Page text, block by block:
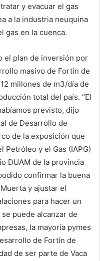
y evacuar el gas
a la industria neuquina
gas en la cuenca.
el plan de inversión por
masivo de Fortín de
millones de m3/día de
total del país. “El
previsto, dijo
de Desarrollo de
de la exposición que
y el Gas (IAPG)
DUAM de la provincia
confirmar la buena
y ajustar el
para hacer un
puede alcanzar de
la mayoría pymes
de Fortín de
de ser parte de Vaca